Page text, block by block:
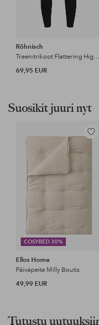
Röhnisch
Treenitrikoot Flattering High Waist Tights
69,95 EUR
Suosikit juuri nyt
COSYBED 30%
Lisää
Ellos Home
Päiväpeite Milly Boutis
49,99 EUR
Tutustu